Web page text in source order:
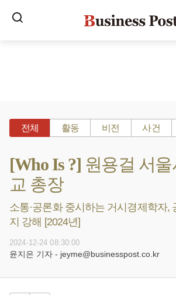
전체 활동 비전 사건
[Who Is ?] 원용걸 서
교 총장
소통·공론화 중시하는 거시경제학자,
지 강해 [2024년]
2024-12-24 08:30:00
윤지은 기자 - jeyme@businesspost.co.kr